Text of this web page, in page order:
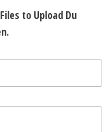
to Upload Du